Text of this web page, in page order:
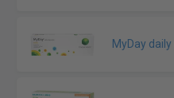
MyDay